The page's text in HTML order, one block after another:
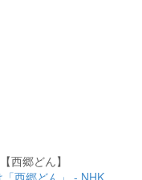
西郷どん】
西郷どん」 - NHK